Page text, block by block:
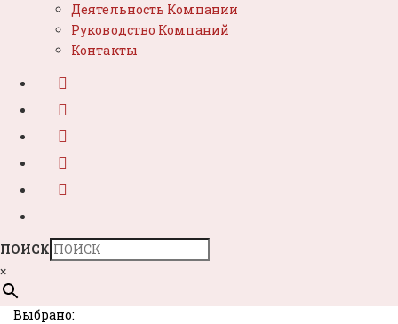
Деятельность Компании
Руководство Компаний
Контакты
ПОИСК
×
Выбрано: